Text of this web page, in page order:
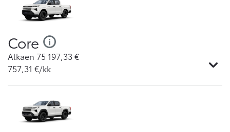
Core
Alkaen 75 197,33€
757,31 €/kk